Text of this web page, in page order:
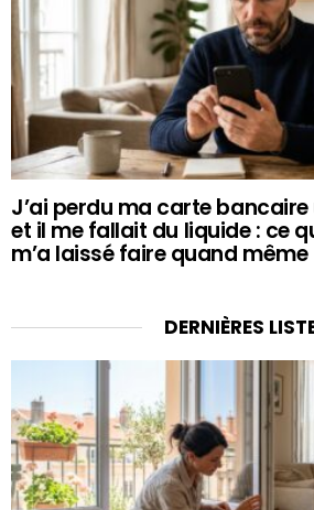
J’ai perdu ma carte
et il me fallait du liquide : ce
m’a laissé faire quand même
DERNIÈRES